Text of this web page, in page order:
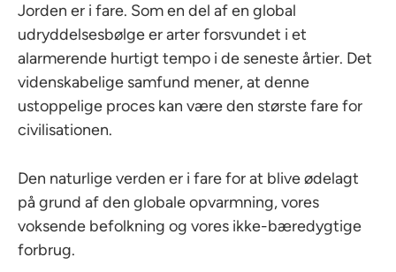
Jorden er i fare. Som en del af en global
udryddelsesbølge er arter forsvundet i et
alarmerende hurtigt tempo i de seneste årtier. Det
videnskabelige samfund mener, at denne
ustoppelige proces kan være den største fare for
civilisationen.
Den naturlige verden er i fare for at blive ødelagt
på grund af den globale opvarmning, vores
voksende befolkning og vores ikke-bæredygtige
forbrug.